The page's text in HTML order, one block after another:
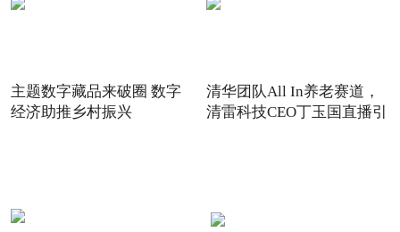
主题数字藏品来破圈 数字
经济助推乡村振兴
清华团队All In养老赛道，
清雷科技CEO丁玉国直播引